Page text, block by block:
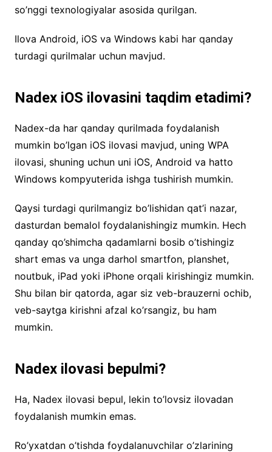
so’nggi texnologiyalar asosida qurilgan.
Ilova Android, iOS va Windows kabi har qanday
turdagi qurilmalar uchun mavjud.
Nadex iOS ilovasini taqdim etadimi?
Nadex-da har qanday qurilmada foydalanish
mumkin bo’lgan iOS ilovasi mavjud, uning WPA
ilovasi, shuning uchun uni iOS, Android va hatto
Windows kompyuterida ishga tushirish mumkin.
Qaysi turdagi qurilmangiz bo’lishidan qat’i nazar,
dasturdan bemalol foydalanishingiz mumkin. Hech
qanday qo’shimcha qadamlarni bosib o’tishingiz
shart emas va unga darhol smartfon, planshet,
noutbuk, iPad yoki iPhone orqali kirishingiz mumkin.
Shu bilan bir qatorda, agar siz veb-brauzerni ochib,
veb-saytga kirishni afzal ko’rsangiz, bu ham
mumkin.
Nadex ilovasi bepulmi?
Ha, Nadex ilovasi bepul, lekin to’lovsiz ilovadan
foydalanish mumkin emas.
Ro’yxatdan o’tishda foydalanuvchilar o’zlarining